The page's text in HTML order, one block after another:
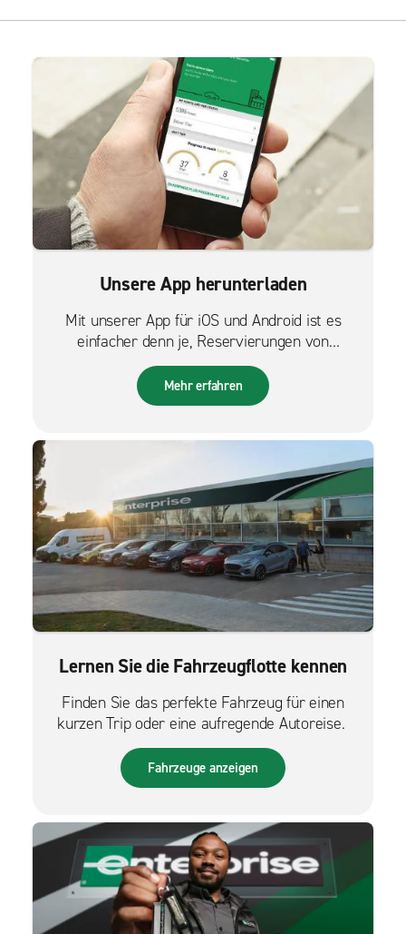
Unsere App herunterladen
Mit unserer App für iOS und Android ist es
einfacher denn je, Reservierungen von
unterwegs zu verwalten.
Mehr erfahren
Lernen Sie die Fahrzeugflotte kennen
Finden Sie das perfekte Fahrzeug für einen
kurzen Trip oder eine aufregende Autoreise.
Fahrzeuge anzeigen